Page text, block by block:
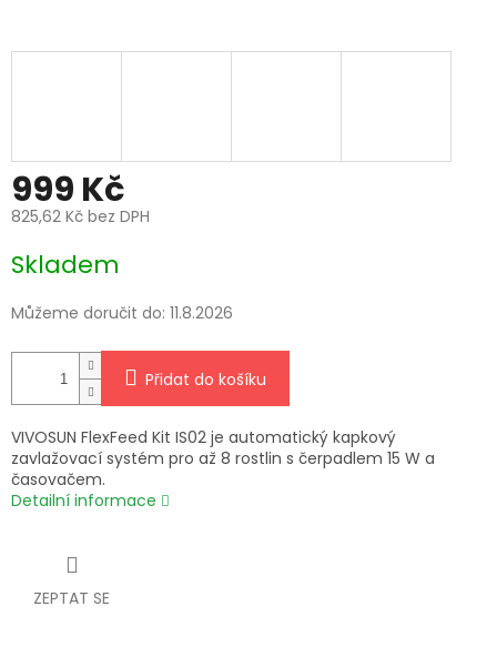
999 Kč
825,62 Kč bez DPH
cena:
Skladem
Můžeme doručit do: 11.8.2026
Přidat do košíku
VIVOSUN FlexFeed Kit IS02 je automatický kapkový
zavlažovací systém pro až 8 rostlin s čerpadlem 15 W a
časovačem.
Detailní informace
ZEPTAT SE